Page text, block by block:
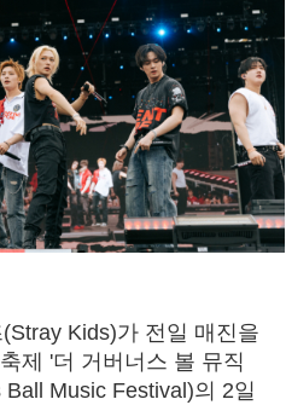
Kids)가 전일 매진을
제 '더 거버너스 볼 뮤직
Music Festival)의 2일